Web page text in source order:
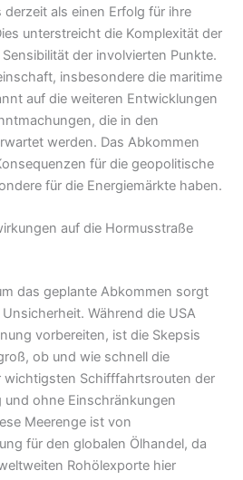
derzeit als einen Erfolg für ihre
unterstreicht die Komplexität der
der involvierten Punkte.
insbesondere die maritime
auf die weiteren Entwicklungen
die in den
werden. Das Abkommen
für die geopolitische
für die Energiemärkte haben.
auf die Hormusstraße
das geplante Abkommen sorgt
Während die USA
vorbereiten, ist die Skepsis
ob und wie schnell die
wichtigsten Schifffahrtsrouten der
und ohne Einschränkungen
Meerenge ist von
für den globalen Ölhandel, da
Rohölexporte hier